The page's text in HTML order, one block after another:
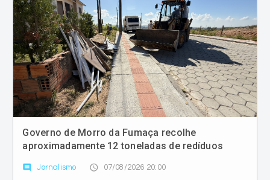
Governo de Morro da Fumaça recolhe
aproximadamente 12 toneladas de redíduos
comment Jornalismo access_time 07/08/2026 20:00